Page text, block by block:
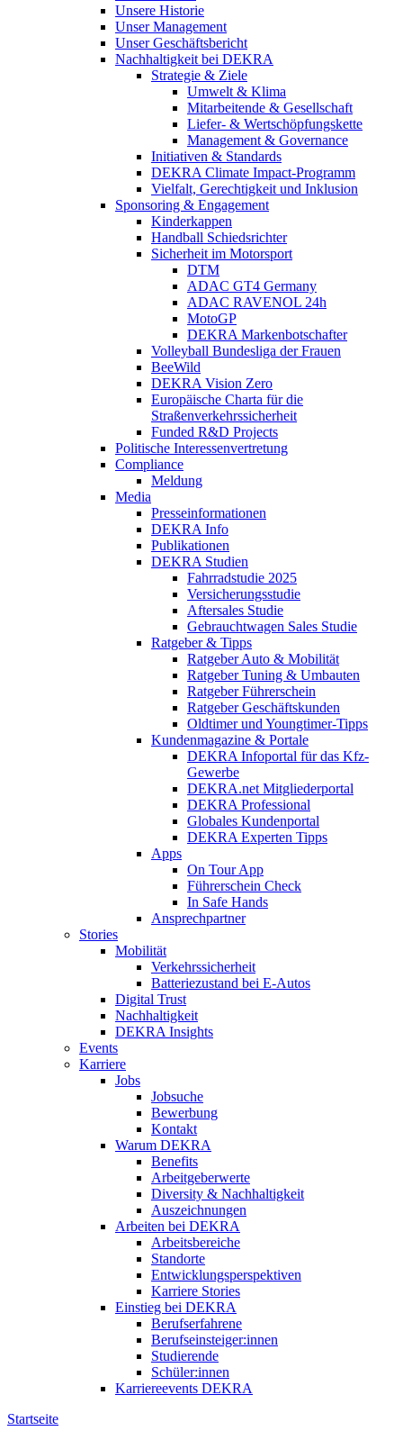
Unsere Historie
Unser Management
Unser Geschäftsbericht
Nachhaltigkeit bei DEKRA
Strategie & Ziele
Umwelt & Klima
Mitarbeitende & Gesellschaft
Liefer- & Wertschöpfungskette
Management & Governance
Initiativen & Standards
DEKRA Climate Impact-Programm
Vielfalt, Gerechtigkeit und Inklusion​
Sponsoring & Engagement
Kinderkappen
Handball Schiedsrichter
Sicherheit im Motorsport
DTM
ADAC GT4 Germany
ADAC RAVENOL 24h
MotoGP
DEKRA Markenbotschafter
Volleyball Bundesliga der Frauen
BeeWild
DEKRA Vision Zero
Europäische Charta für die
Straßenverkehrssicherheit
Funded R&D Projects
Politische Interessenvertretung
Compliance
Meldung
Media
Presseinformationen
DEKRA Info
Publikationen
DEKRA Studien
Fahrradstudie 2025
Versicherungsstudie
Aftersales Studie
Gebrauchtwagen Sales Studie
Ratgeber & Tipps
Ratgeber Auto & Mobilität
Ratgeber Tuning & Umbauten
Ratgeber Führerschein
Ratgeber Geschäftskunden
Oldtimer und Youngtimer-Tipps
Kundenmagazine & Portale
DEKRA Infoportal für das Kfz-
Gewerbe
DEKRA.net Mitgliederportal
DEKRA Professional
Globales Kundenportal
DEKRA Experten Tipps
Apps
On Tour App
Führerschein Check
In Safe Hands
Ansprechpartner
Stories
Mobilität
Verkehrssicherheit
Batteriezustand bei E-Autos
Digital Trust
Nachhaltigkeit
DEKRA Insights
Events
Karriere
Jobs
Jobsuche
Bewerbung
Kontakt
Warum DEKRA
Benefits
Arbeitgeberwerte
Diversity & Nachhaltigkeit
Auszeichnungen
Arbeiten bei DEKRA
Arbeitsbereiche
Standorte
Entwicklungsperspektiven
Karriere Stories
Einstieg bei DEKRA
Berufserfahrene
Berufseinsteiger:innen
Studierende
Schüler:innen
Karriereevents DEKRA
Startseite